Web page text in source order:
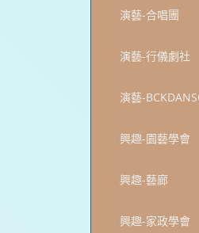
演藝-合唱團
演藝-行儀劇社
演藝-
興趣-園藝學會
興趣-藝廊
興趣-家政學會